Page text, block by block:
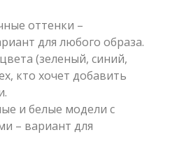
оттенки –
для любого образа.
(зеленый, синий,
кто хочет добавить
и белые модели с
– вариант для